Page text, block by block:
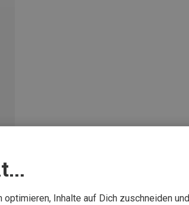
Inhalte auf Dich zuschneiden und